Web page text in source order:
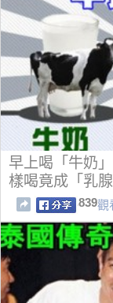
早上喝「牛奶
樣喝竟成「乳
839觀